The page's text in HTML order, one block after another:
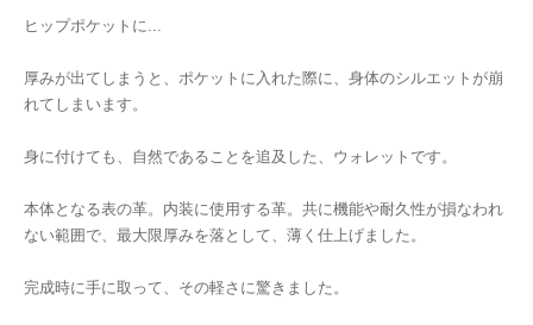
ヒップポケットに...
厚みが出てしまうと、ポケットに入れた際に、身体のシルエットが崩
れてしまいます。
身に付けても、自然であることを追及した、ウォレットです。
本体となる表の革。内装に使用する革。共に機能や耐久性が損なわれ
ない範囲で、最大限厚みを落として、薄く仕上げました。
完成時に手に取って、その軽さに驚きました。